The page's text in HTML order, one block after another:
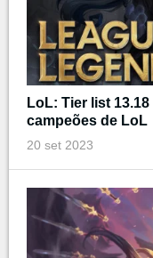
LoL: Tier list
campeões de LoL
20 set 2023